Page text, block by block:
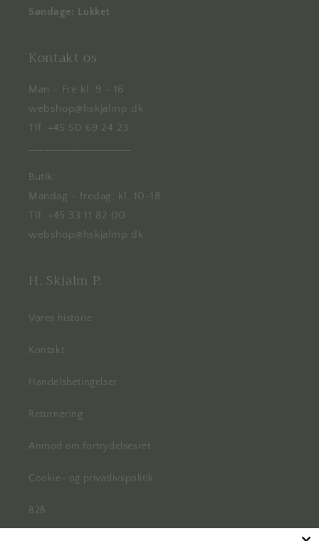
Søndage: Lukket
Kontakt os
Man - Fre kl. 9 - 16
webshop@hskjalmp.dk
Tlf. +45 50 69 24 23
Butik:
Mandag - fredag: kl. 10-18
Tlf. +45 33 11 82 00
webshop@hskjalmp.dk
H. Skjalm P.
Vores historie
Kontakt
Handelsbetingelser
Returnering
Anmod om fortrydelsesret
Cookie- og privatlivspolitik
B2B